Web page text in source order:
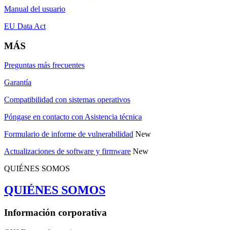
Manual del usuario
EU Data Act
MÁS
Preguntas más frecuentes
Garantía
Compatibilidad con sistemas operativos
Póngase en contacto con Asistencia técnica
Formulario de informe de vulnerabilidad New
Actualizaciones de software y firmware New
QUIÉNES SOMOS
QUIÉNES SOMOS
Información corporativa